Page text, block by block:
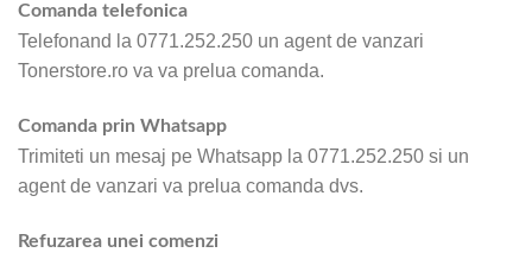
Comanda telefonica
Telefonand la 0771.252.250 un agent de vanzari
Tonerstore.ro va va prelua comanda.
Comanda prin Whatsapp
Trimiteti un mesaj pe Whatsapp la 0771.252.250 si un
agent de vanzari va prelua comanda dvs.
Refuzarea unei comenzi